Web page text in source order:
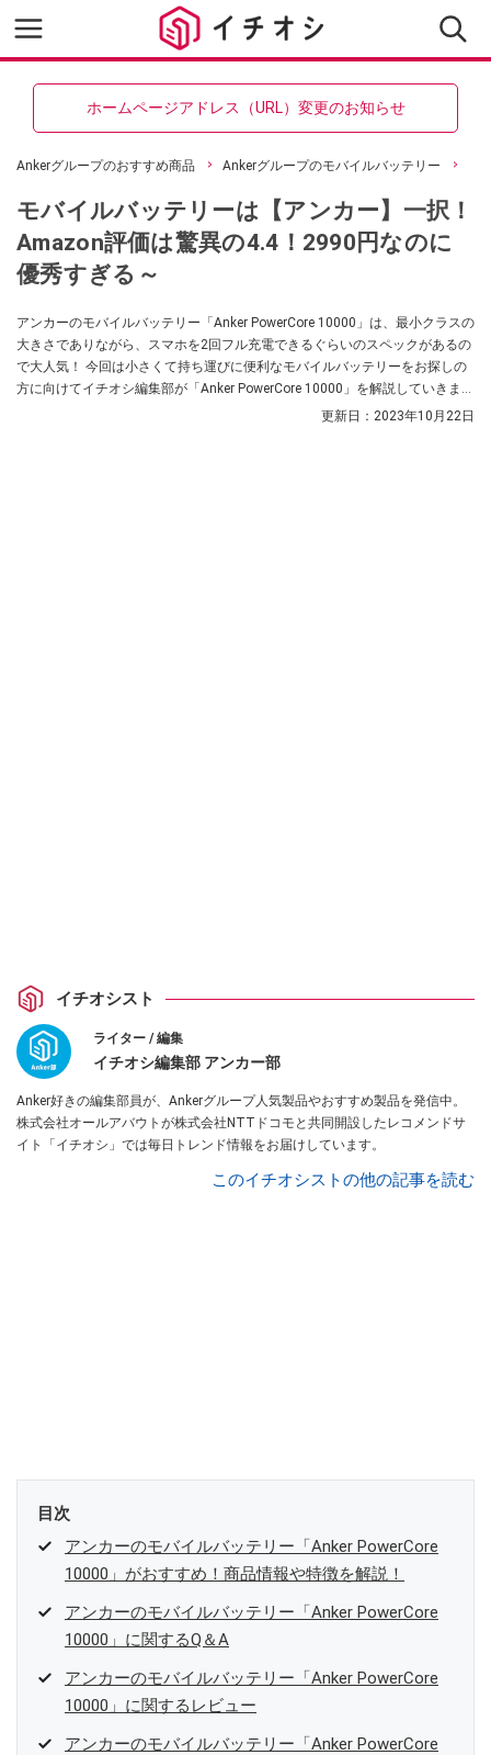
ホームページアドレス（URL）変更のお知らせ
Ankerグループのおすすめ商品 Ankerグループのモバイルバッテリー
モバイルバッテリーは【アンカー】一択！
Amazon評価は驚異の4.4！2990円なのに
優秀すぎる～
アンカーのモバイルバッテリー「Anker PowerCore 10000」は、最小クラスの
大きさでありながら、スマホを2回フル充電できるぐらいのスペックがあるの
で大人気！ 今回は小さくて持ち運びに便利なモバイルバッテリーをお探しの
方に向けてイチオシ編集部が「Anker PowerCore 10000」を解説していきま
す。海外で使う方法や充電方法、充電できない時の原因なども合わせてご紹
更新日： 2023年10月22日
イチオシスト
ライター / 編集
イチオシ編集部 アンカー部
Anker好きの編集部員が、Ankerグループ人気製品やおすすめ製品を発信中。
株式会社オールアバウトが株式会社NTTドコモと共同開設したレコメンドサ
イト「イチオシ」では毎日トレンド情報をお届けしています。
このイチオシストの他の記事を読む
目次
アンカーのモバイルバッテリー「Anker PowerCore
10000」がおすすめ！商品情報や特徴を解説！
アンカーのモバイルバッテリー「Anker PowerCore
10000」に関するQ＆A
アンカーのモバイルバッテリー「Anker PowerCore
10000」に関するレビュー
アンカーのモバイルバッテリー「Anker PowerCore